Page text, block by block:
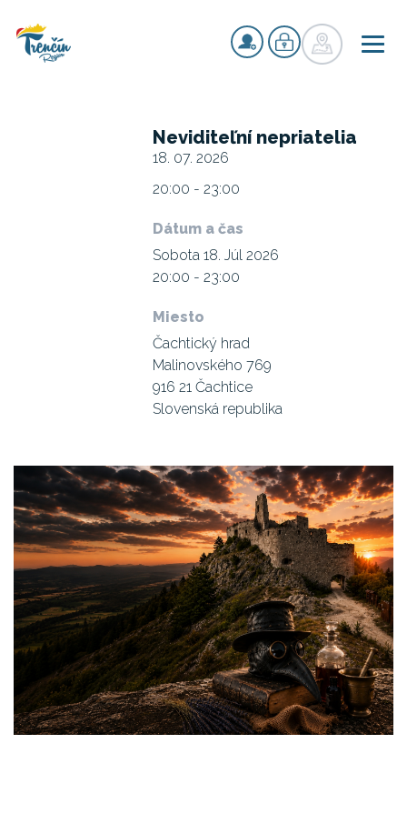
Neviditeľní nepriatelia
18. 07. 2026
20:00 - 23:00
Dátum a čas
Sobota 18. Júl 2026
20:00 - 23:00
Miesto
Čachtický hrad
Malinovského 769
916 21 Čachtice
Slovenská republika